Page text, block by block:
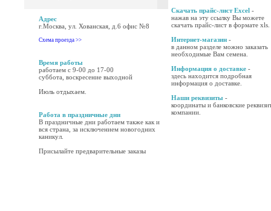
Адрес
г.Москва, ул. Хованская, д.6 офис №8
Схема проезда >>
Время работы
работаем с 9-00 до 17-00
суббота, воскресение выходной
Июль отдыхаем.
Работа в праздничные дни
В праздничные дни работаем также как и
вся страна, за исключением новогодних
каникул.
Присылайте предварительные заказы
Скачать прайс-лист Excel -
нажав на эту ссылку Вы можете
скачать прайс-лист в формате xls.
Интернет-магазин -
в данном разделе можно заказать
необходимые Вам семена.
Информация о доставке -
здесь находится подробная
информация о доставке.
Наши реквизиты -
координаты и банковские
компании.